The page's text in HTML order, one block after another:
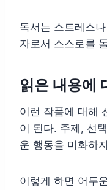
독서는 스트레스
자로서 스스로를
읽은 내용에
이런 작품에 대해
이 된다. 주제, 선
운 행동을 미화하
이렇게 하면 어두